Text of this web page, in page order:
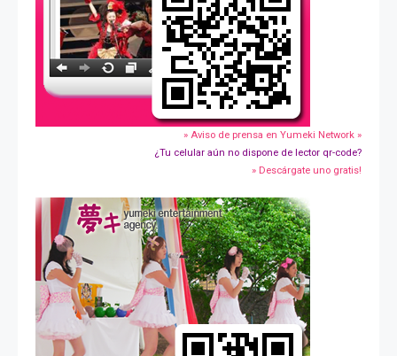
» Aviso de prensa en Yumeki Network »
¿Tu celular aún no dispone de lector qr-code?
» Descárgate uno gratis!